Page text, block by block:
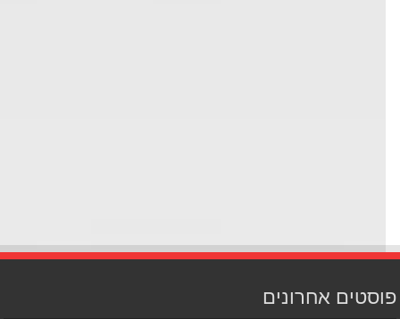
אחרונים